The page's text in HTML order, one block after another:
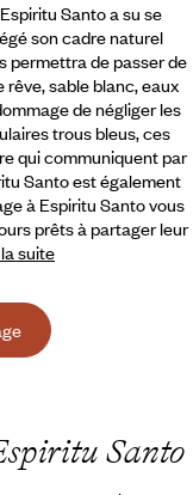
Santo a su se
son cadre naturel
permettra de passer de
sable blanc, eaux
de négliger les
trous bleus, ces
qui communiquent par
Santo est également
à Espiritu Santo vous
prêts à partager leur
suite
Santo